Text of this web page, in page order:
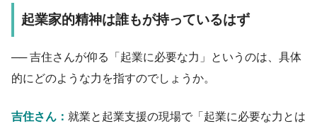
起業家的精神は誰もが持っているはず
── 吉住さんが仰る「起業に必要な力」というのは、具体
的にどのような力を指すのでしょうか。
吉住さん： 就業と起業支援の現場で「起業に必要な力とは